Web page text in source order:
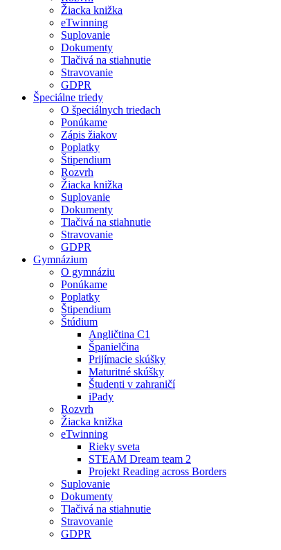
Žiacka knižka
eTwinning
Suplovanie
Dokumenty
Tlačivá na stiahnutie
Stravovanie
GDPR
Špeciálne triedy
O špeciálnych triedach
Ponúkame
Zápis žiakov
Poplatky
Štipendium
Rozvrh
Žiacka knižka
Suplovanie
Dokumenty
Tlačivá na stiahnutie
Stravovanie
GDPR
Gymnázium
O gymnáziu
Ponúkame
Poplatky
Štipendium
Štúdium
Angličtina C1
Španielčina
Prijímacie skúšky
Maturitné skúšky
Študenti v zahraničí
iPady
Rozvrh
Žiacka knižka
eTwinning
Rieky sveta
STEAM Dream team 2
Projekt Reading across Borders
Suplovanie
Dokumenty
Tlačivá na stiahnutie
Stravovanie
GDPR